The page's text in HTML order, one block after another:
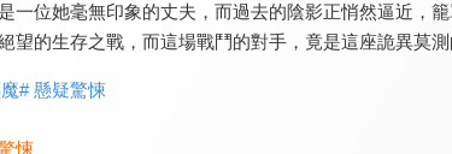
一位她毫無印象的丈夫，而過去的陰影正悄然逼近，
望的生存之戰，而這場戰鬥的對手，竟是這座詭異莫
# 懸疑驚悚
悚